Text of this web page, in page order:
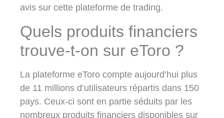
avis sur cette plateforme de trading.
Quels produits financiers
trouve-t-on sur eToro ?
La plateforme eToro compte aujourd’hui plus
de 11 millions d’utilisateurs répartis dans 150
pays. Ceux-ci sont en partie séduits par les
nombreux produits financiers disponibles sur